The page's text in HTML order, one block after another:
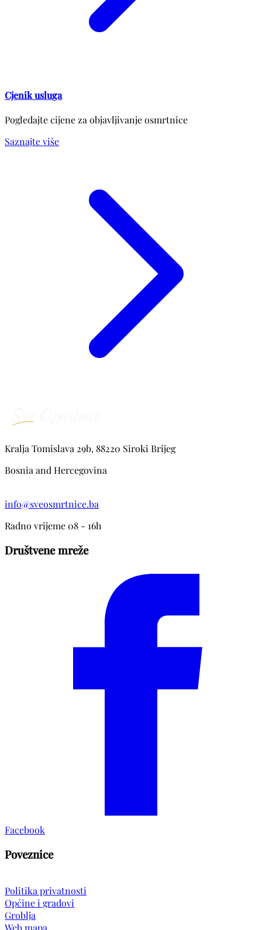
Cjenik usluga
Pogledajte cijene za objavljivanje osmrtnice
Saznajte više
Kralja Tomislava 29b, 88220 Siroki Brijeg
Bosnia and Hercegovina
info@sveosmrtnice.ba
Radno vrijeme 08 - 16h
Društvene mreže
Facebook
Poveznice
Politika privatnosti
Općine i gradovi
Groblja